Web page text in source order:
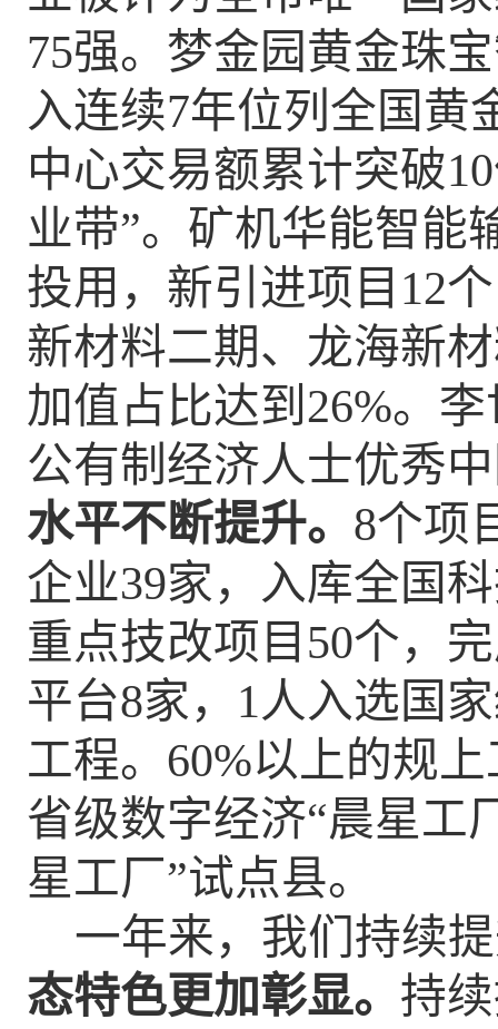
75强。梦金园黄金珠
入连续7年位列全国 黄
中心交易额累计突破10
业带”。 矿机华能智能
投用，新引进项目 12个
新材料二期、龙海新
加值占比达到 26%。
公有制经济人士优秀
水平不断提升。 8个项
企业39家， 入库全国
重点技改项目 50个，
平台8家， 1人入选国
工程。60%以上的规
省级数字经济“晨星工
星工厂”试点县。
一年来，我们持续
态特色更加彰显。 持